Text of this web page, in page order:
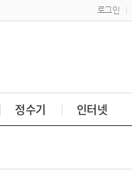
로그인
정수기 인터넷